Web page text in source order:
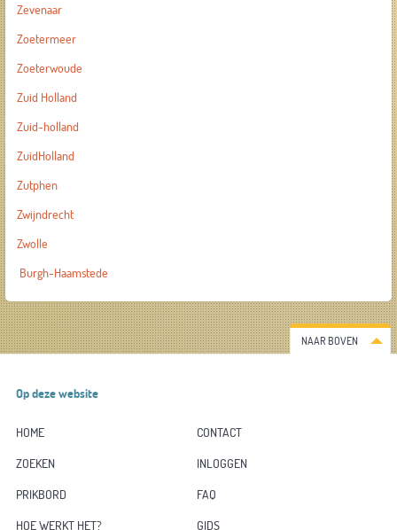
Zevenaar
Zoetermeer
Zoeterwoude
Zuid Holland
Zuid-holland
ZuidHolland
Zutphen
Zwijndrecht
Zwolle
Burgh-Haamstede
NAAR BOVEN
Op deze website
HOME
CONTACT
ZOEKEN
INLOGGEN
PRIKBORD
FAQ
HOE WERKT HET?
GIDS